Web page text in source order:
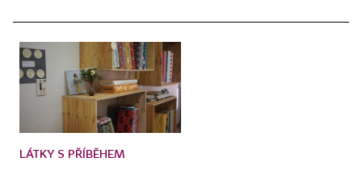
LÁTKY S PŘÍBĚHEM